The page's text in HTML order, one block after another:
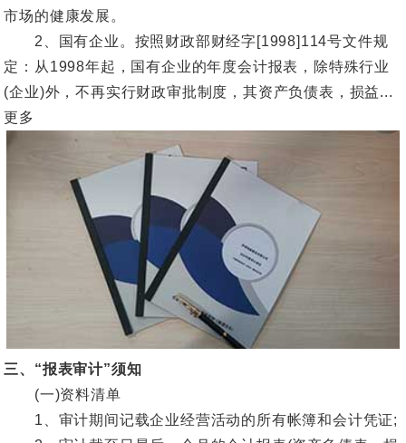
市场的健康发展。
2、国有企业。按照财政部财经字[1998]114号文件规
定：从1998年起，国有企业的年度会计报表，除特殊行业
(企业)外，不再实行财政审批制度，其资产负债表，损益...
更多
三、“报表审计”须知
(一)资料清单
1、审计期间记载企业经营活动的所有帐簿和会计凭证;